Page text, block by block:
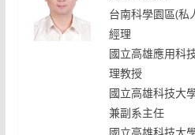
台南科學園區(私
經理
國立高雄應用科
理教授
國立高雄科技大
兼副系主任